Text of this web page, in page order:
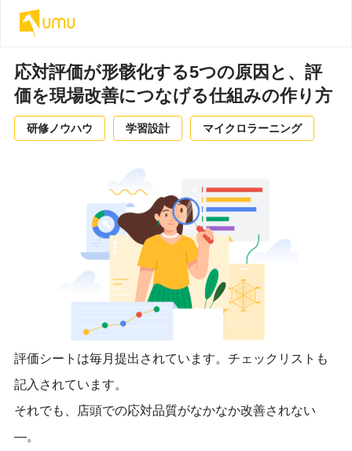
応対評価が形骸化する5つの原因と、評
価を現場改善につなげる仕組みの作り方
研修ノウハウ 学習設計 マイクロラーニング
評価シートは毎月提出されています。チェックリストも
記入されています。
それでも、店頭での応対品質がなかなか改善されない
―。